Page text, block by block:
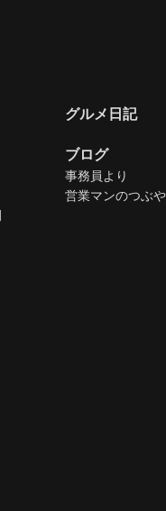
グルメ日記
ブログ
事務員より
営業マンのつぶ